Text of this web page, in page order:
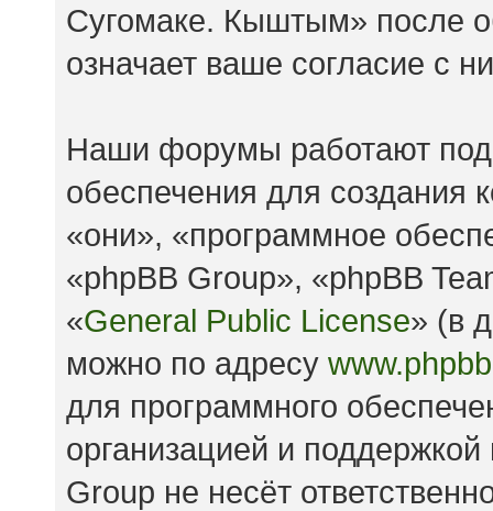
Сугомаке. Кыштым» после
означает ваше согласие с
Наши форумы работают
обеспечения для
«они», «программное
«phpBB Group», «phpBB
«General Public License» (в
можно по адресу
для программного
организацией и
Group не несёт